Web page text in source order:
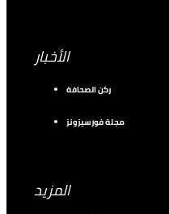
الأخبار
ركن الصحافة
مجلة فورسيزونز
المزيد